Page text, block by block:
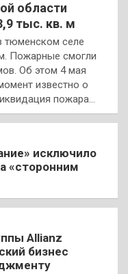
области
тыс. кв. м
тюменском селе
Пожарные смогли
Об этом 4 мая
известно о
пожара…
исключило
«сторонним
Allianz
бизнес